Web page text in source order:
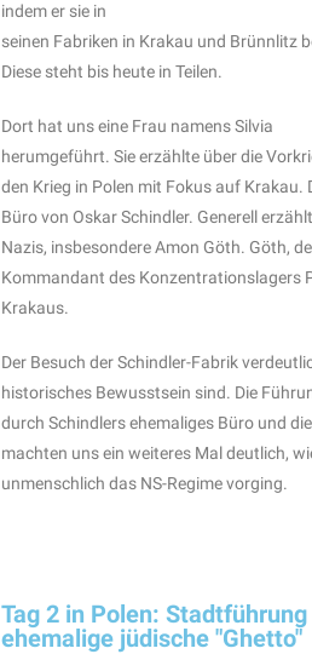
indem er sie in
seinen Fabriken in Krakau und Brünnlitz
Diese steht bis heute in Teilen.
Dort hat uns eine Frau namens Silvia
herumgeführt. Sie erzählte über die
den Krieg in Polen mit Fokus auf
Büro von Oskar Schindler. Generell
Nazis, insbesondere Amon Göth. Göth,
Kommandant des Konzentrationslagers
Krakaus.
Der Besuch der Schindler-Fabrik
historisches Bewusstsein sind. Die
durch Schindlers ehemaliges Büro und
machten uns ein weiteres Mal deutlich,
unmenschlich das NS-Regime vorging.
Tag 2 in Polen:
ehemalige jüdische "Ghetto"